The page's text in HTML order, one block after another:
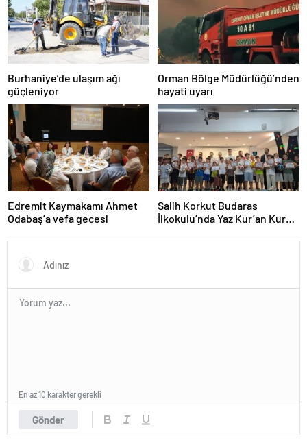
Burhaniye’de ulaşım ağı
güçleniyor
Orman Bölge Müdürlüğü’nden
hayati uyarı
Edremit Kaymakamı Ahmet
Odabaş’a vefa gecesi
Salih Korkut Budaras
İlkokulu’nda Yaz Kur’an Kursu
Gönder
En az 10 karakter gerekli